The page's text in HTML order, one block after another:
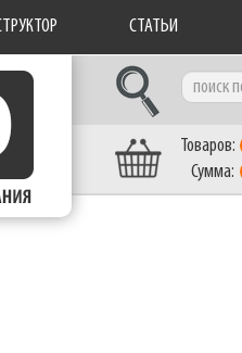
СТАТЬИ
Товаров:
Сумма: